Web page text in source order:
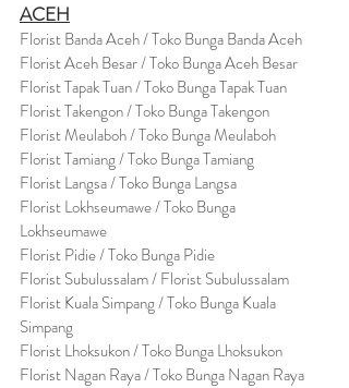
ACEH
Florist Banda Aceh / Toko Bunga Banda Aceh
Florist Aceh Besar / Toko Bunga Aceh Besar
Florist Tapak Tuan / Toko Bunga Tapak Tuan
Florist Takengon / Toko Bunga Takengon
Florist Meulaboh / Toko Bunga Meulaboh
Florist Tamiang / Toko Bunga Tamiang
Florist Langsa / Toko Bunga Langsa
Florist Lokhseumawe / Toko Bunga
Lokhseumawe
Florist Pidie / Toko Bunga Pidie
Florist Subulussalam / Florist Subulussalam
Florist Kuala Simpang / Toko Bunga Kuala
Simpang
Florist Lhoksukon / Toko Bunga Lhoksukon
Florist Nagan Raya / Toko Bunga Nagan Raya